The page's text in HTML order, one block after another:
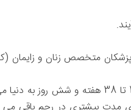
عوارض جانبی نشان دادند، پزشکان متخصص
امروزه بارداری بعد از 39 هفته، بارداری کامل یا "ترم کامل" اطلاق شده و نوزادانی که